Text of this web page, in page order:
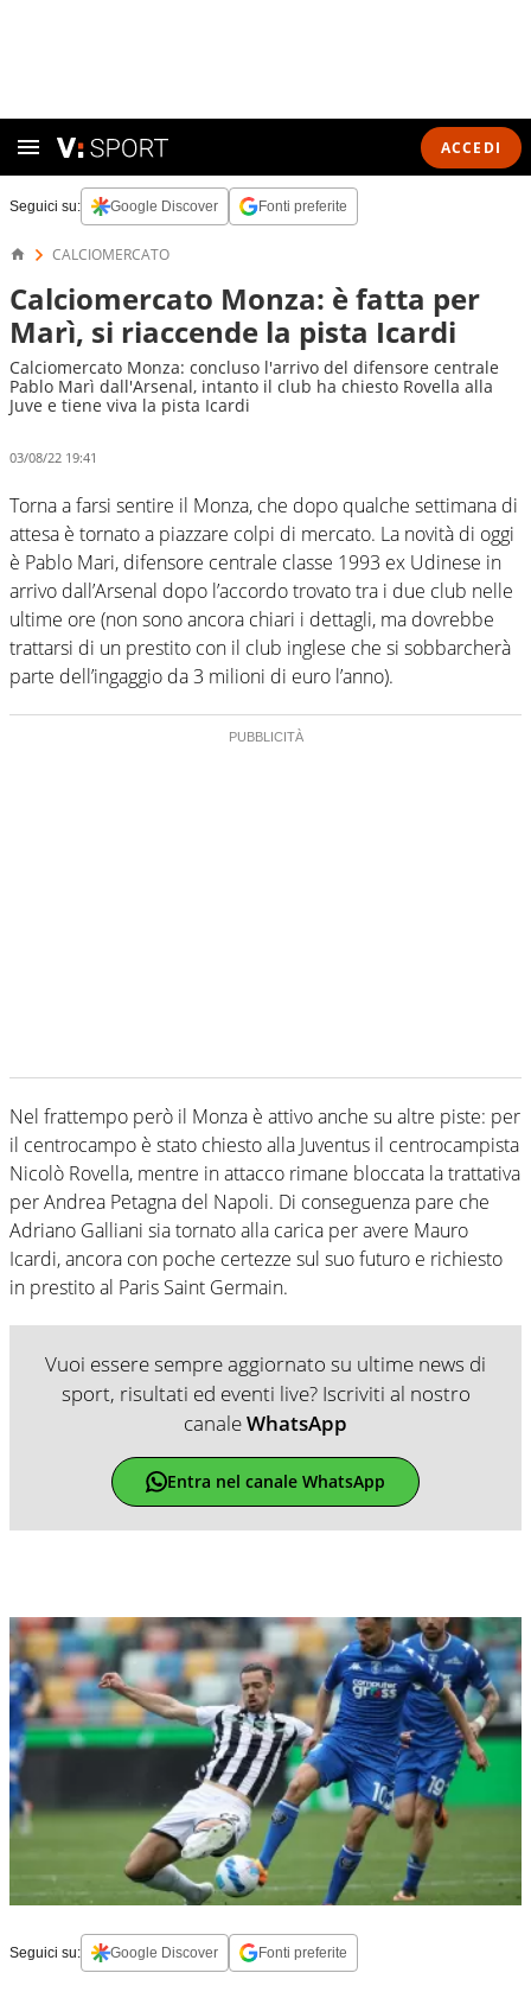
ACCEDI
Seguici su: Google Discover Fonti preferite
CALCIOMERCATO
Calciomercato Monza: è fatta per
Marì, si riaccende la pista Icardi
Calciomercato Monza: concluso l'arrivo del difensore centrale
Pablo Marì dall'Arsenal, intanto il club ha chiesto Rovella alla
Juve e tiene viva la pista Icardi
03/08/22 19:41
Torna a farsi sentire il Monza, che dopo qualche settimana di
attesa è tornato a piazzare colpi di mercato. La novità di oggi
è Pablo Mari, difensore centrale classe 1993 ex Udinese in
arrivo dall’Arsenal dopo l’accordo trovato tra i due club nelle
ultime ore (non sono ancora chiari i dettagli, ma dovrebbe
trattarsi di un prestito con il club inglese che si sobbarcherà
parte dell’ingaggio da 3 milioni di euro l’anno).
Nel frattempo però il Monza è attivo anche su altre piste: per
il centrocampo è stato chiesto alla Juventus il centrocampista
Nicolò Rovella, mentre in attacco rimane bloccata la trattativa
per Andrea Petagna del Napoli. Di conseguenza pare che
Adriano Galliani sia tornato alla carica per avere Mauro
Icardi, ancora con poche certezze sul suo futuro e richiesto
in prestito al Paris Saint Germain.
Vuoi essere sempre aggiornato su ultime news di
sport, risultati ed eventi live? Iscriviti al nostro
canaleWhatsApp
Entra nel canale WhatsApp
Seguici su: Google Discover Fonti preferite